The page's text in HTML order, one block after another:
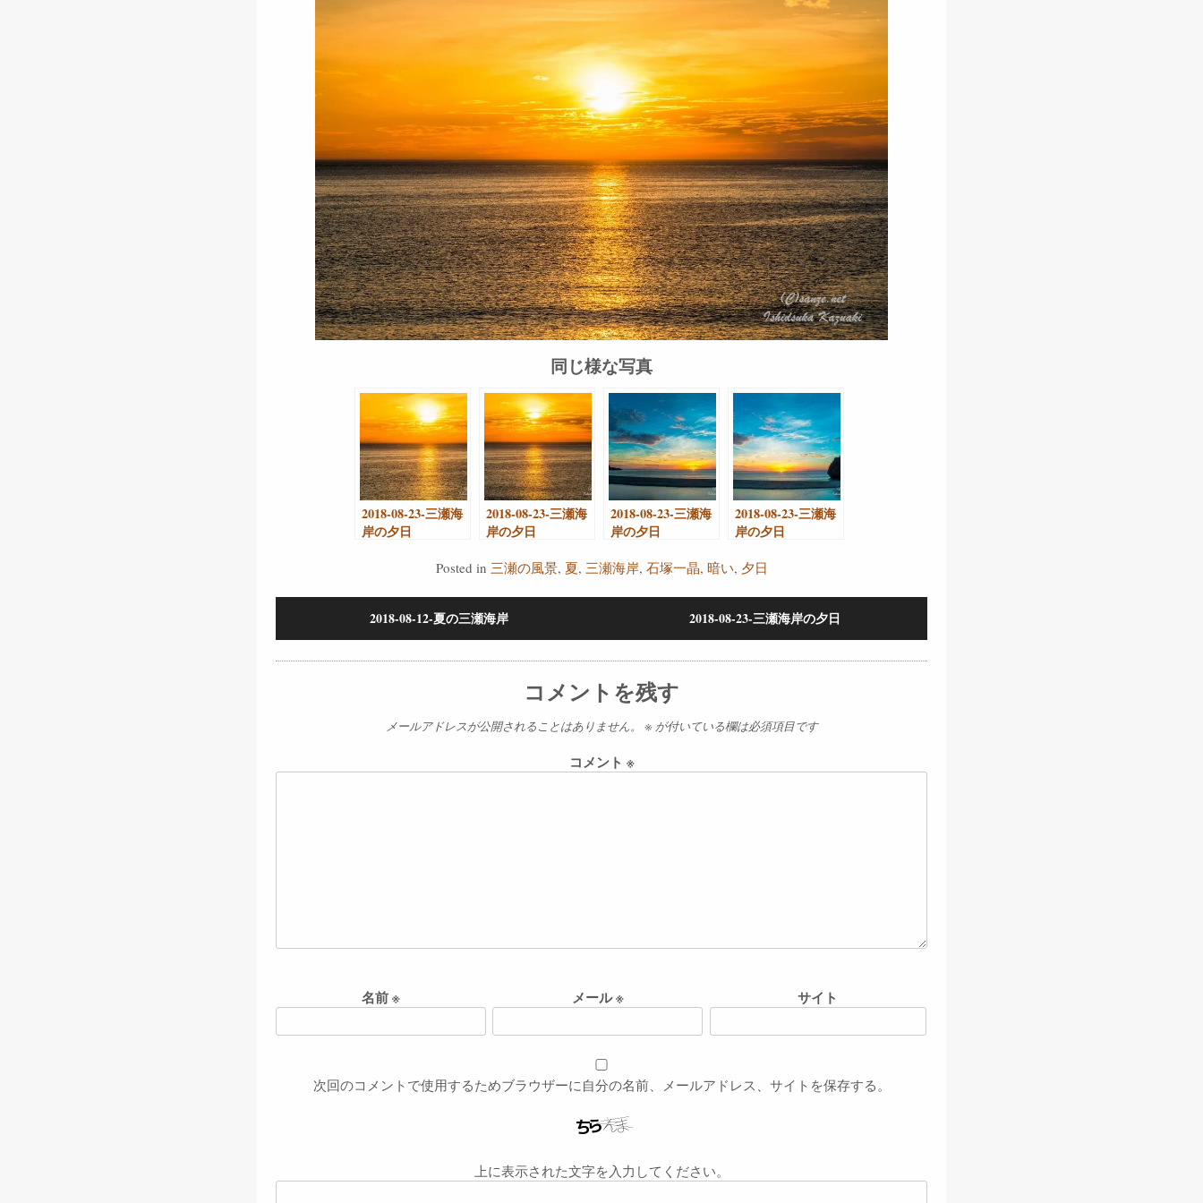
同じ様な写真
2018-08-23-三瀬海
岸の夕日
2018-08-23-三瀬海
岸の夕日
2018-08-23-三瀬海
岸の夕日
2018-08-23-三瀬海
岸の夕日
Posted in 三瀬の風景, 夏, 三瀬海岸, 石塚一晶, 暗い, 夕日
2018-08-12-夏の三瀬海岸 2018-08-23-三瀬海岸の夕日
コメントを残す
メールアドレスが公開されることはありません。 ※が付いている欄は必須項目です
コメント ※
名前※ メール※ サイト
次回のコメントで使用するためブラウザーに自分の名前、メールアドレス、サイトを保存する。
上に表示された文字を入力してください。